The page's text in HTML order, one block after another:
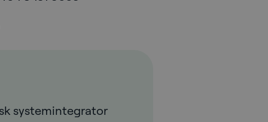
systemintegrator